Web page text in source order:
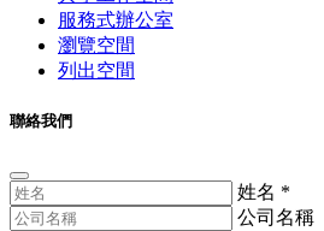
服務式辦公室
瀏覽空間
列出空間
聯絡我們
姓名 *
公司名稱